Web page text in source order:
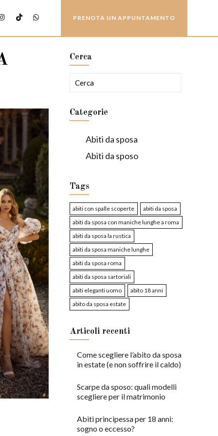
PRENOTA UN APPUNTAMENTO
Cerca
Categorie
Abiti da sposa
Abiti da sposo
Tags
abiti con spalle scoperte
abiti da sposa
abiti da sposa con maniche lunghe a roma
abiti da sposa la rustica
abiti da sposa maniche lunghe
abiti da sposa roma
abiti da sposa sartoriali
abiti eleganti uomo
abito 18 anni
abito da sposa estate
Articoli recenti
Come scegliere l’abito da sposa
in estate (e non soffrire il caldo)
Scarpe da sposo: quali modelli
scegliere per il matrimonio
Abiti principessa per 18 anni:
sogno o eccesso?